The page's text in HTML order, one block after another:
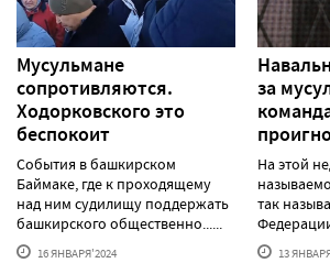
Мусульмане
сопротивляются.
Ходорковского это
беспокоит
События в башкирском
Баймаке, где к проходящему
над ним судилищу поддержать
башкирского общественно......
16 ЯНВАРЯ'2024
за
На этой
так
13